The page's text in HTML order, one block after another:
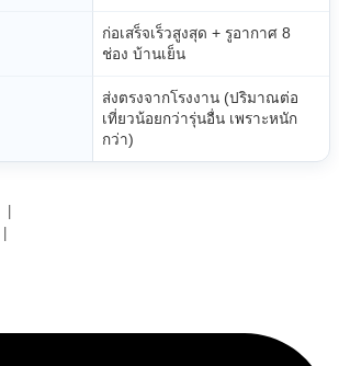
ก่อเสร็จเร็วสูงสุด + รูอากาศ 8
ช่อง บ้านเย็น
ส่งตรงจากโรงงาน (ปริมาณต่อ
เที่ยวน้อยกว่ารุ่นอื่น เพราะหนัก
กว่า)